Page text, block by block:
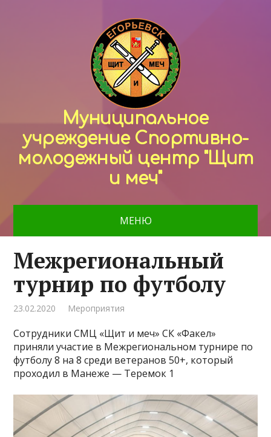
Муниципальное
учреждение Спортивно-
молодежный центр "Щит
и меч"
МЕНЮ
Межрегиональный
турнир по футболу
23.02.2020 Мероприятия
Сотрудники СМЦ «Щит и меч» СК «Факел»
приняли участие в Межрегиональном турнире по
футболу 8 на 8 среди ветеранов 50+, который
проходил в Манеже — Теремок 1